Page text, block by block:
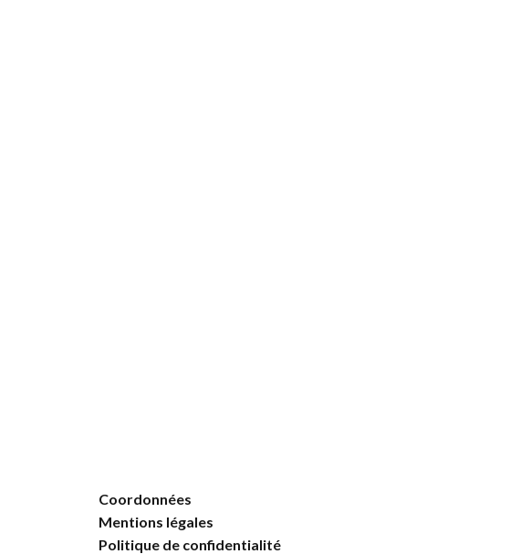
Coordonnées
Mentions légales
Politique de confidentialité